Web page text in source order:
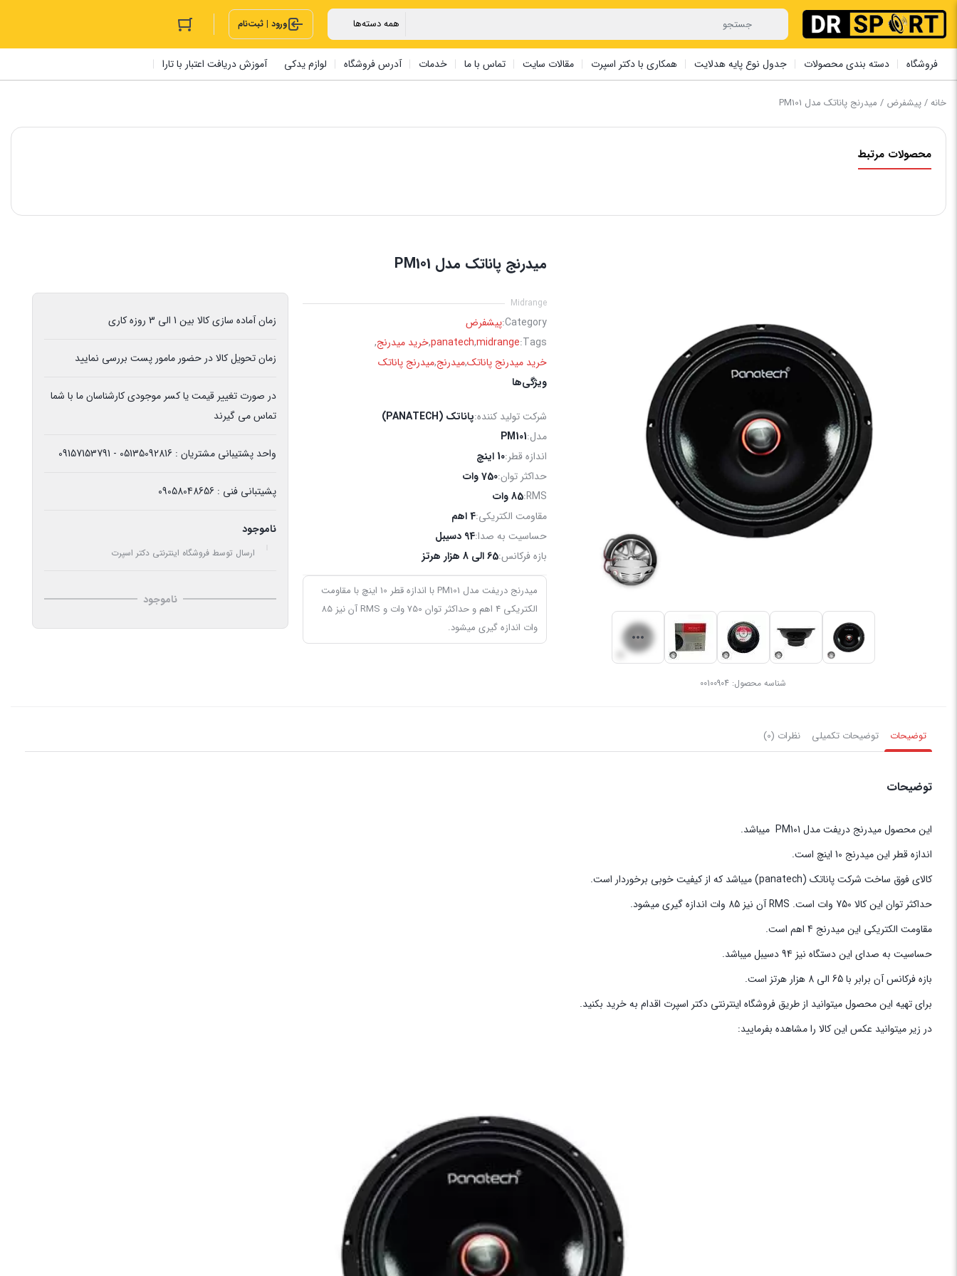
ورود | ثبت‌نام
فروشگاه دسته بندی محصولات جدول نوع پایه هدلایت همکاری با دکتر اسپرت مقالات سایت تماس با ما خدمات آدرس فروشگاه لوازم یدکی آموزش دریافت اعتبار با تارا
خانه/پیشفرض / میدرنج پاناتک مدل PM101
محصولات مرتبط
شناسه محصول: 00100904
میدرنج پاناتک مدل PM101
Midrange
Category:پیشفرض
Tags:
midrange
,
panatech
,خرید میدرنج,
خرید میدرنج پاناتک,میدرنج,میدرنج پاناتک
ویژگی‌ها
شرکت تولید کننده:پاناتک (PANATECH)
مدل:PM101
اندازه قطر:10 اینچ
حداکثر توان:750 وات
RMS:85 وات
مقاومت الکتریکی:4 اهم
حساسیت به صدا:94 دسیبل
بازه فرکانس:65 الی 8 هزار هرتز
میدرنج دریفت مدل PM101 با اندازه قطر 10 اینچ با مقاومت
الکتریکی 4 اهم و حداکثر توان 750 وات و RMS آن نیز 85
وات اندازه گیری میشود.
زمان آماده سازی کالا بین 1 الی 3 روزه کاری
زمان تحویل کالا در حضور مامور پست بررسی نمایید
در صورت تغییر قیمت یا کسر موجودی کارشناسان ما با شما
تماس می گیرند
واحد پشتیبانی مشتریان : 05135092816 - 09157153791
پشیتبانی فنی : 09058048656
ناموجود
ارسال توسط فروشگاه اینترنتی دکتر اسپرت
ناموجود
توضیحات توضیحات تکمیلی نظرات (0)
توضیحات
این محصول میدرنج دریفت مدل PM101 میباشد.
اندازه قطر این میدرنج 10 اینچ است.
کالای فوق ساخت شرکت پاناتک (panatech) میباشد که از کیفیت خوبی برخوردار است.
حداکثر توان این کالا 750 وات است. RMS آن نیز 85 وات اندازه گیری میشود.
مقاومت الکتریکی این میدرنج 4 اهم است.
حساسیت به صدای این دستگاه نیز 94 دسیبل میباشد.
بازه فرکانس آن برابر با 65 الی 8 هزار هرتز است.
برای تهیه این محصول میتوانید از طریق فروشگاه اینترنتی دکتر اسپرت اقدام به خرید بکنید.
در زیر میتوانید عکس این کالا را مشاهده بفرمایید: